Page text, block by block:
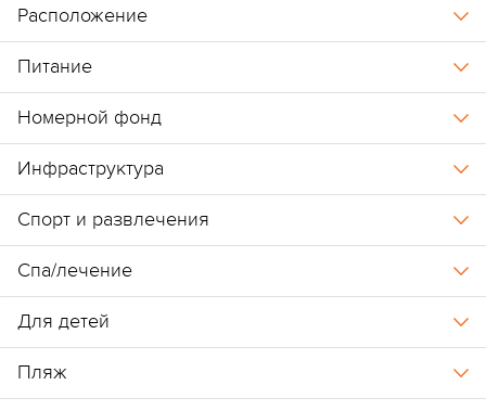
Схема курорта.
Сообщение от 26.03.2025:
курорт Fisherman’s Cove Resort будет
закрыт с 14 мая 2025 года. Это связано с необходимостью
реновации, чтобы обеспечить высочайшие стандарты
безопасности, комфорта и эстетики для наших гостей.
Расположение
Питание
Номерной фонд
Инфраструктура
Спорт и развлечения
Спа/лечение
Для детей
Пляж